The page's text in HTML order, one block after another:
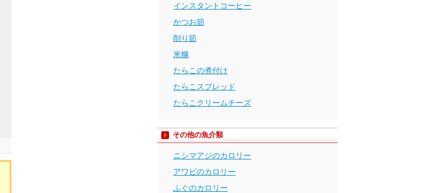
インスタントコーヒー
かつお節
削り節
米糠
たらこの煮付け
たらこスプレッド
たらこクリームチーズ
その他の魚介類
ニシマアジのカロリー
アワビのカロリー
ふぐのカロリー